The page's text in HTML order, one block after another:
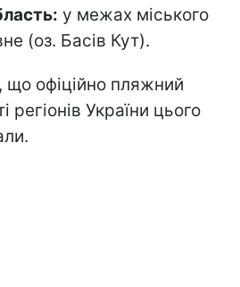
у межах міського
(оз. Басів Кут).
що офіційно пляжний
регіонів України цього